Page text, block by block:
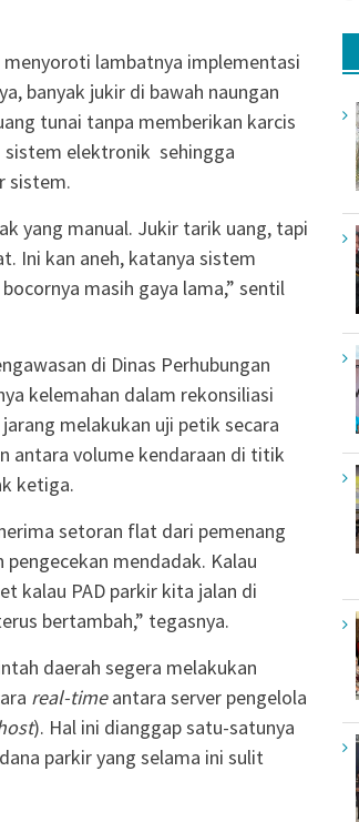
lambatnya implementasi
banyak jukir di bawah naungan
tunai tanpa memberikan karcis
sistem elektronik sehingga
sistem.
yang manual. Jukir tarik uang, tapi
Ini kan aneh, katanya sistem
masih gaya lama,” sentil
di Dinas Perhubungan
kelemahan dalam rekonsiliasi
melakukan uji petik secara
antara volume kendaraan di titik
ketiga.
setoran flat dari pemenang
mendadak. Kalau
kalau PAD parkir kita jalan di
bertambah,” tegasnya.
daerah segera melakukan
real-timeantara server pengelola
). Hal ini dianggap satu-satunya
parkir yang selama ini sulit